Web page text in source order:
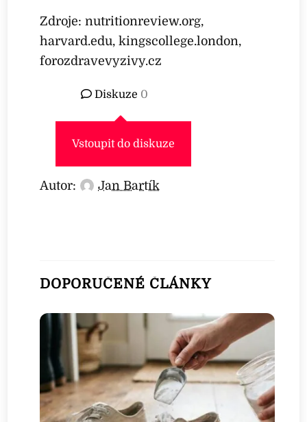
Zdroje: nutritionreview.org,
harvard.edu, kingscollege.london,
forozdravevyzivy.cz
Diskuze 0
Vstoupit do diskuze
Autor: Jan Bartík
DOPORUČENÉ ČLÁNKY